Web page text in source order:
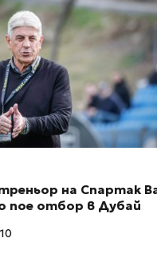
на Спартак
пое отбор в Дубай